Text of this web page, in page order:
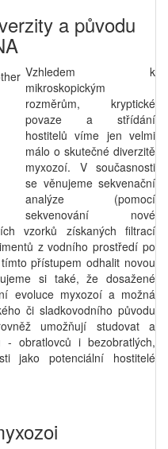
a původu
Vzhledem k
mikroskopickým
rozměrům, kryptické
povaze a střídání
hostitelů víme jen velmi
málo o skutečné diverzitě
myxozoí. V současnosti
se věnujeme sekvenační
analýze (pomocí
sekvenování nové
vzorků získaných filtrací
z vodního prostředí po
přístupem odhalit novou
si také, že dosažené
evoluce myxozoí a možná
či sladkovodního původu
umožňují studovat a
- obratlovců i bezobratlých,
jako potenciální hostitelé